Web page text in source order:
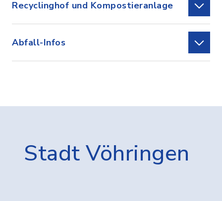
Recyclinghof und Kompostieranlage
Abfall-Infos
Stadt Vöhringen